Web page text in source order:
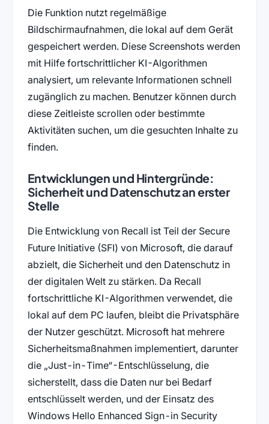
Die Funktion nutzt regelmäßige
Bildschirmaufnahmen, die lokal auf dem Gerät
gespeichert werden. Diese Screenshots werden
mit Hilfe fortschrittlicher KI-Algorithmen
analysiert, um relevante Informationen schnell
zugänglich zu machen. Benutzer können durch
diese Zeitleiste scrollen oder bestimmte
Aktivitäten suchen, um die gesuchten Inhalte zu
finden.
Entwicklungen und Hintergründe:
Sicherheit und Datenschutz an erster
Stelle
Die Entwicklung von Recall ist Teil der Secure
Future Initiative (SFI) von Microsoft, die darauf
abzielt, die Sicherheit und den Datenschutz in
der digitalen Welt zu stärken. Da Recall
fortschrittliche KI-Algorithmen verwendet, die
lokal auf dem PC laufen, bleibt die Privatsphäre
der Nutzer geschützt. Microsoft hat mehrere
Sicherheitsmaßnahmen implementiert, darunter
die „Just-in-Time“-Entschlüsselung, die
sicherstellt, dass die Daten nur bei Bedarf
entschlüsselt werden, und der Einsatz des
Windows Hello Enhanced Sign-in Security